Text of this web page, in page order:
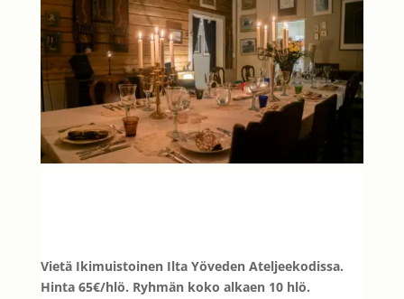
Vietä Ikimuistoinen Ilta Yöveden Ateljeekodissa.
Hinta 65€/hlö. Ryhmän koko alkaen 10 hlö.